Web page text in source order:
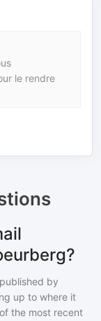
le rendre
by
up to where it
the most recent